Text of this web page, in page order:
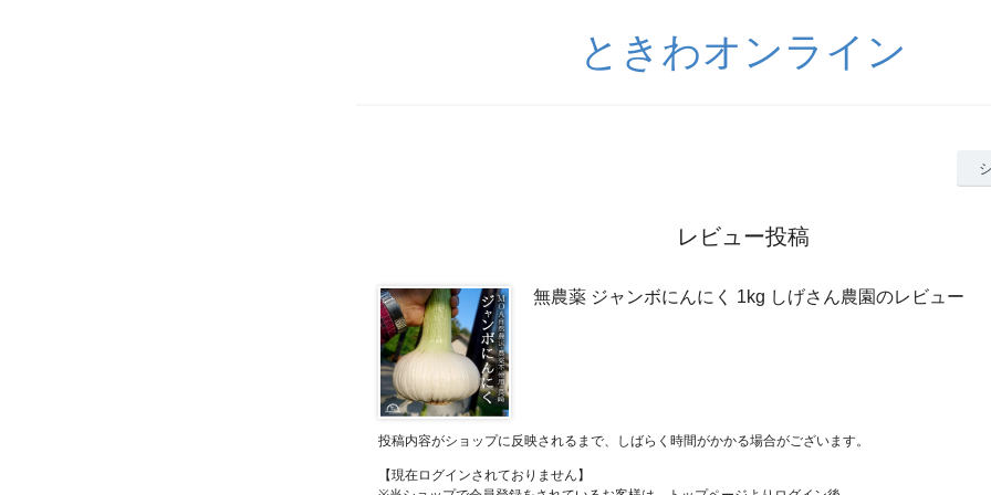
ときわオンライン
レビュー投稿
無農薬 ジャンボにんにく 1kg しげさん農園のレビュー
投稿内容がショップに反映されるまで、しばらく時間がかかる場合がございます。
【現在ログインされておりません】